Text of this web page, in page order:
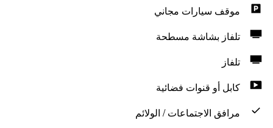
موقف سيارات مجاني
تلفاز بشاشة مسطحة
تلفاز
كابل أو قنوات فضائية
مرافق الاجتماعات / الولائم